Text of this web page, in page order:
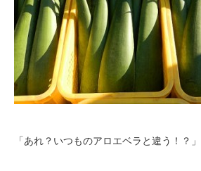
「あれ？いつものアロエベラと違う！？」